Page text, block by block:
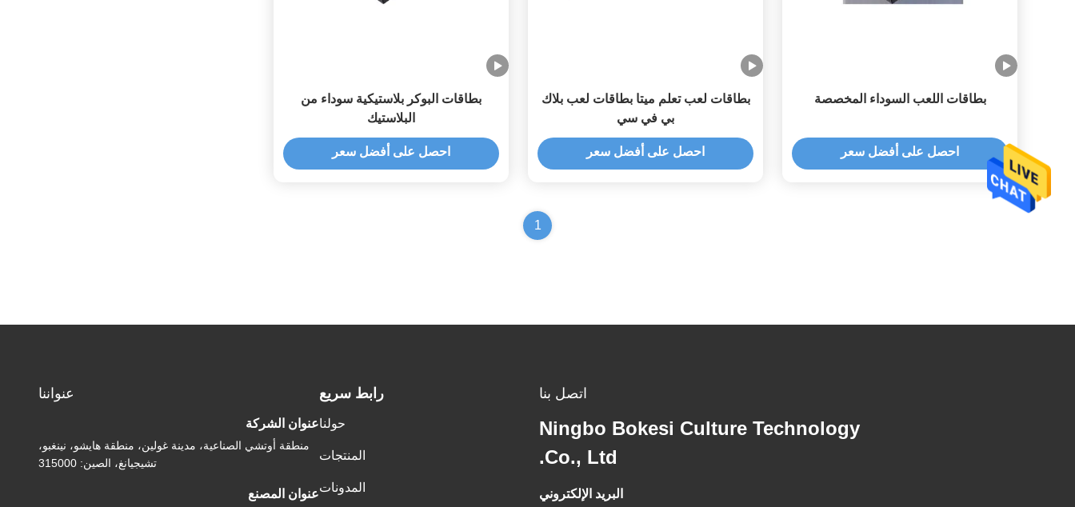
بطاقات اللعب السوداء المخصصة
احصل على أفضل سعر
بطاقات لعب تعلم ميتا بطاقات لعب بلاك
بي في سي
احصل على أفضل سعر
بطاقات البوكر بلاستيكية سوداء من
البلاستيك
احصل على أفضل سعر
1
اتصل بنا
Ningbo Bokesi Culture Technology
Co., Ltd.
البريد الإلكتروني
رابط سريع
حولنا
المنتجات
المدونات
عنواننا
عنوان الشركة
منطقة أوتشي الصناعية، مدينة غولين، منطقة هايشو، نينغبو،
تشيجيانغ، الصين: 315000
عنوان المصنع